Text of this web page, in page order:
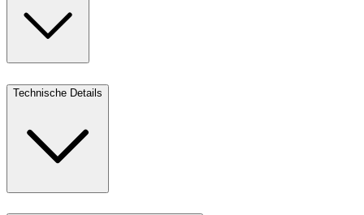
Technische Details